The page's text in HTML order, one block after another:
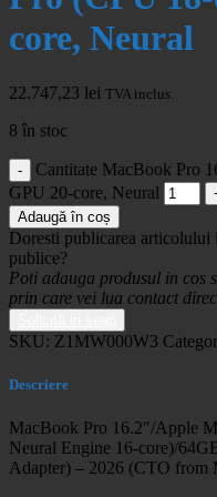
core, Neural
22.747,23 lei TVA inclus.
8 în stoc
Cantitate MacBook Pro
GPU 20-core, Neural
Adaugă în coș
Doresti publicarea
publice?
Poti adauga produsul in cos
prin care vei lua contact
SKU: Z1MW000W3
Descriere
MacBook Pro 16.2″/Apple
Neural Engine 16-core)/
Adapter) – 2026 (CTO